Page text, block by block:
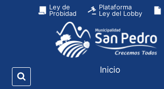
Ley de
Probidad
Plataforma
Ley del Lobby
Inicio